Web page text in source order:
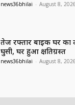
news36bhilai - August 8, 2026
तेज रफ्तार बाइक घर का
घुसी, घर हुआ क्षतिग्रस्त
news36bhilai - August 8, 2026